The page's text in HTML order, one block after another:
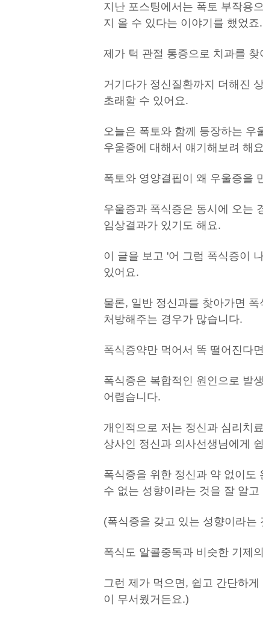
지난 포스팅에서는 폭토 부작용
지 올 수 있다는 이야기를 했었죠.
제가 턱 관절 통증으로 치과를
거기다가 정신질환까지 더해진
초래할 수 있어요.
오늘은 폭토와 함께 등장하는 우
우울증에 대해서 얘기해보려 해
폭토와 영양결핍이 왜 우울증을
우울증과 폭식증은 동시에 오는
임상결과가 있기도 해요.
이 글을 보고 '어 그럼 폭식증이
있어요.
물론, 일반 정신과를 찾아가면
처방해주는 경우가 많습니다.
폭식증약만 먹어서 똑 떨어진다
폭식증은 복합적인 원인으로 발
어렵습니다.
개인적으로 저는 정신과 심리치
상사인 정신과 의사선생님에게
폭식증을 위한 정신과 약 없이도
수 없는 성향이라는 것을 잘 알고
(폭식증을 갖고 있는 성향이라는
폭식도 알콜중독과 비슷한 기제
그런 제가 먹으면, 쉽고 간단하
이 무서웠거든요.)